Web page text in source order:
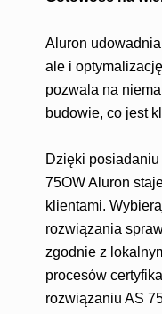
Aluron
ale i
pozwala na
budowie, co jest
Dzięki
75OW Aluron
klientami.
rozwiązania
zgodnie z
procesów
rozwiązaniu AS